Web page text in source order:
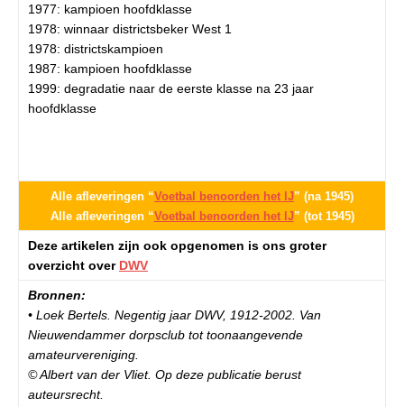
1977: kampioen hoofdklasse
1978: winnaar districtsbeker West 1
1978: districtskampioen
1987: kampioen hoofdklasse
1999: degradatie naar de eerste klasse na 23 jaar
hoofdklasse
Alle afleveringen “Voetbal benoorden het IJ” (na 1945)
Alle afleveringen “Voetbal benoorden het IJ” (tot 1945)
Deze artikelen zijn ook opgenomen is ons groter
overzicht over DWV
Bronnen:
• Loek Bertels. Negentig jaar DWV, 1912-2002. Van
Nieuwendammer dorpsclub tot toonaangevende
amateurvereniging.
© Albert van der Vliet. Op deze publicatie berust
auteursrecht.